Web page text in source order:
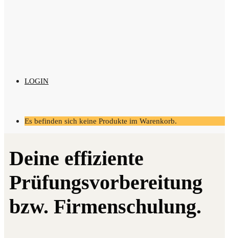
LOGIN
Es befinden sich keine Produkte im Warenkorb.